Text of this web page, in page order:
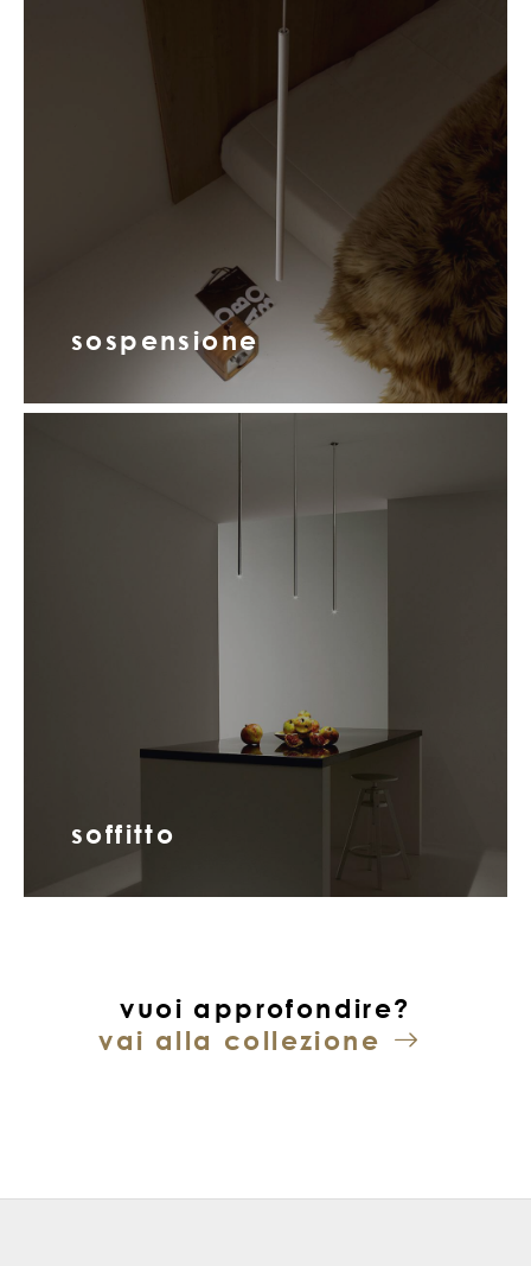
sospensione
soffitto
vuoi approfondire?
vai alla collezione